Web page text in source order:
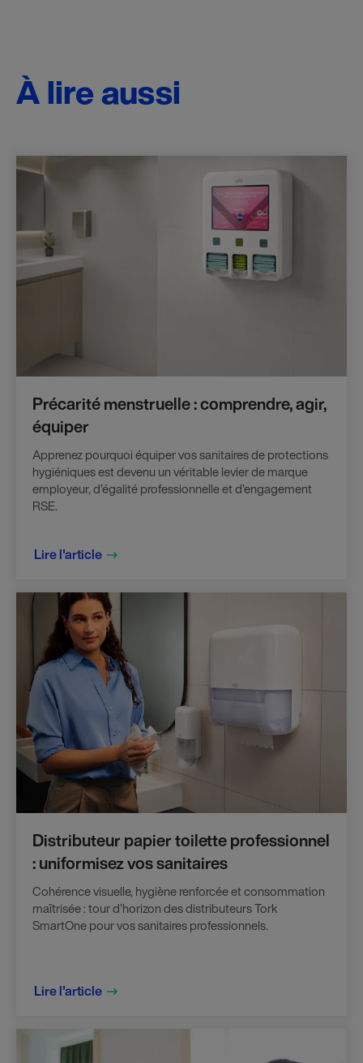
À lire aussi
Précarité menstruelle : comprendre, agir,
équiper
Apprenez pourquoi équiper vos sanitaires de protections
hygiéniques est devenu un véritable levier de marque
employeur, d’égalité professionnelle et d’engagement
RSE.
Lire l'article
Distributeur papier toilette professionnel
: uniformisez vos sanitaires
Cohérence visuelle, hygiène renforcée et consommation
maîtrisée : tour d’horizon des distributeurs Tork
SmartOne pour vos sanitaires professionnels.
Lire l'article